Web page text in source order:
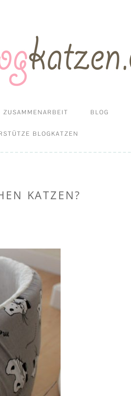
ZUSAMMENARBEIT BLOG
BLOGKATZEN
KATZEN?